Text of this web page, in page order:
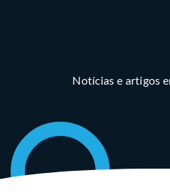
Notícias e artigos